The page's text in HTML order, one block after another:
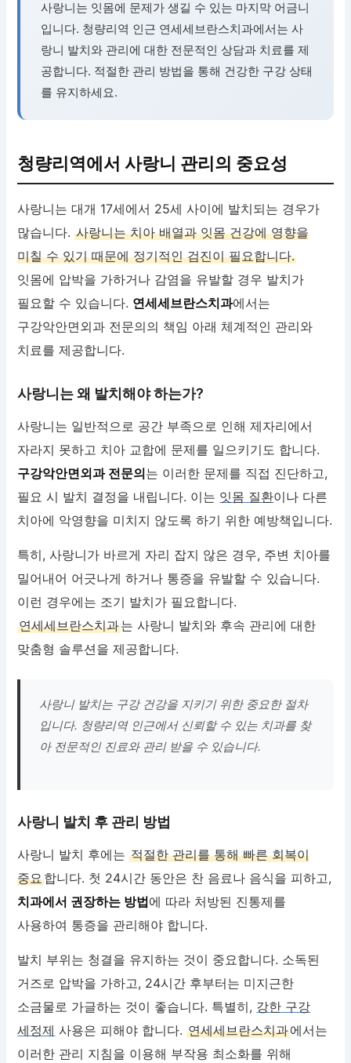
사랑니는 잇몸에 문제가 생길 수 있는 마지막 어금니
입니다. 청량리역 인근 연세세브란스치과에서는 사
랑니 발치와 관리에 대한 전문적인 상담과 치료를 제
공합니다. 적절한 관리 방법을 통해 건강한 구강 상태
를 유지하세요.
청량리역에서 사랑니 관리의 중요성
사랑니는 대개 17세에서 25세 사이에 발치되는 경우가
많습니다.사랑니는 치아 배열과 잇몸 건강에 영향을
미칠 수 있기 때문에 정기적인 검진이 필요합니다.
잇몸에 압박을 가하거나 감염을 유발할 경우 발치가
필요할 수 있습니다. 연세세브란스치과에서는
구강악안면외과 전문의의 책임 아래 체계적인 관리와
치료를 제공합니다.
사랑니는 왜 발치해야 하는가?
사랑니는 일반적으로 공간 부족으로 인해 제자리에서
자라지 못하고 치아 교합에 문제를 일으키기도 합니다.
구강악안면외과 전문의는 이러한 문제를 직접 진단하고,
필요 시 발치 결정을 내립니다. 이는 잇몸 질환이나 다른
치아에 악영향을 미치지 않도록 하기 위한 예방책입니다.
특히, 사랑니가 바르게 자리 잡지 않은 경우, 주변 치아를
밀어내어 어긋나게 하거나 통증을 유발할 수 있습니다.
이런 경우에는 조기 발치가 필요합니다.
연세세브란스치과는 사랑니 발치와 후속 관리에 대한
맞춤형 솔루션을 제공합니다.
사랑니 발치는 구강 건강을 지키기 위한 중요한 절차
입니다. 청량리역 인근에서 신뢰할 수 있는 치과를 찾
아 전문적인 진료와 관리 받을 수 있습니다.
사랑니 발치 후 관리 방법
사랑니 발치 후에는적절한 관리를 통해 빠른 회복이
중요합니다. 첫 24시간 동안은 찬 음료나 음식을 피하고,
치과에서 권장하는 방법에 따라 처방된 진통제를
사용하여 통증을 관리해야 합니다.
발치 부위는 청결을 유지하는 것이 중요합니다. 소독된
거즈로 압박을 가하고, 24시간 후부터는 미지근한
소금물로 가글하는 것이 좋습니다. 특별히, 강한 구강
세정제 사용은 피해야 합니다.연세세브란스치과에서는
이러한 관리 지침을 이용해 부작용 최소화를 위해